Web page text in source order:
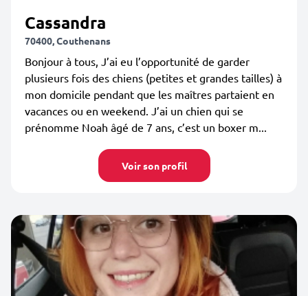
Cassandra
70400, Couthenans
Bonjour à tous, J’ai eu l’opportunité de garder
plusieurs fois des chiens (petites et grandes tailles) à
mon domicile pendant que les maîtres partaient en
vacances ou en weekend. J’ai un chien qui se
prénomme Noah âgé de 7 ans, c’est un boxer m...
Voir son profil